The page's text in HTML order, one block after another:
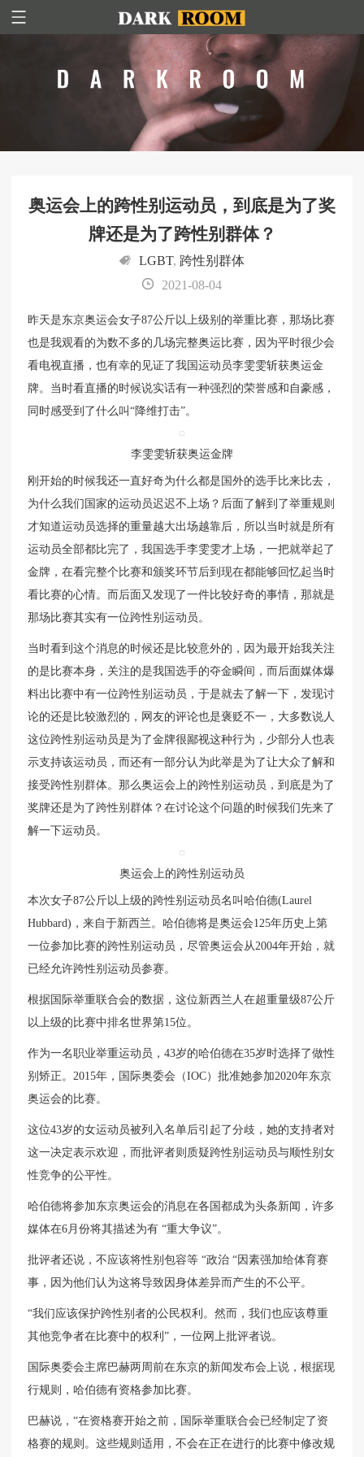
奥运会上的跨性别运动员，到底是为了奖
牌还是为了跨性别群体？
LGBT, 跨性别群体
2021-08-04
昨天是东京奥运会女子87公斤以上级别的举重比赛，那场比赛
也是我观看的为数不多的几场完整奥运比赛，因为平时很少会
看电视直播，也有幸的见证了我国运动员李雯雯斩获奥运金
牌。当时看直播的时候说实话有一种强烈的荣誉感和自豪感，
同时感受到了什么叫“降维打击”。
李雯雯斩获奥运金牌
刚开始的时候我还一直好奇为什么都是国外的选手比来比去，
为什么我们国家的运动员迟迟不上场？后面了解到了举重规则
才知道运动员选择的重量越大出场越靠后，所以当时就是所有
运动员全部都比完了，我国选手李雯雯才上场，一把就举起了
金牌，在看完整个比赛和颁奖环节后到现在都能够回忆起当时
看比赛的心情。而后面又发现了一件比较好奇的事情，那就是
那场比赛其实有一位跨性别运动员。
当时看到这个消息的时候还是比较意外的，因为最开始我关注
的是比赛本身，关注的是我国选手的夺金瞬间，而后面媒体爆
料出比赛中有一位跨性别运动员，于是就去了解一下，发现讨
论的还是比较激烈的，网友的评论也是褒贬不一，大多数说人
这位跨性别运动员是为了金牌很鄙视这种行为，少部分人也表
示支持该运动员，而还有一部分认为此举是为了让大众了解和
接受跨性别群体。那么奥运会上的跨性别运动员，到底是为了
奖牌还是为了跨性别群体？在讨论这个问题的时候我们先来了
解一下运动员。
奥运会上的跨性别运动员
本次女子87公斤以上级的跨性别运动员名叫哈伯德(Laurel
Hubbard)，来自于新西兰。哈伯德将是奥运会125年历史上第
一位参加比赛的跨性别运动员，尽管奥运会从2004年开始，就
已经允许跨性别运动员参赛。
根据国际举重联合会的数据，这位新西兰人在超重量级87公斤
以上级的比赛中排名世界第15位。
作为一名职业举重运动员，43岁的哈伯德在35岁时选择了做性
别矫正。2015年，国际奥委会（IOC）批准她参加2020年东京
奥运会的比赛。
这位43岁的女运动员被列入名单后引起了分歧，她的支持者对
这一决定表示欢迎，而批评者则质疑跨性别运动员与顺性别女
性竞争的公平性。
哈伯德将参加东京奥运会的消息在各国都成为头条新闻，许多
媒体在6月份将其描述为有 “重大争议”。
批评者还说，不应该将性别包容等 “政治 “因素强加给体育赛
事，因为他们认为这将导致因身体差异而产生的不公平。
“我们应该保护跨性别者的公民权利。然而，我们也应该尊重
其他竞争者在比赛中的权利”，一位网上批评者说。
国际奥委会主席巴赫两周前在东京的新闻发布会上说，根据现
行规则，哈伯德有资格参加比赛。
巴赫说，“在资格赛开始之前，国际举重联合会已经制定了资
格赛的规则。这些规则适用，不会在正在进行的比赛中修改规